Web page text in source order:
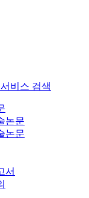
비스 검색
논문
논문
서